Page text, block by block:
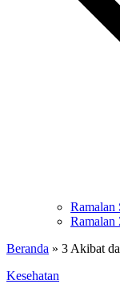
Ramalan
Ramalan
Beranda » 3 Akibat
Kesehatan